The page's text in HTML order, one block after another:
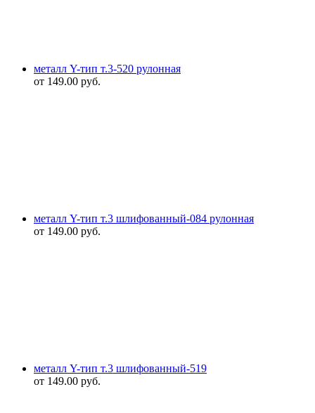
металл Y-тип т.3-520 рулонная
от 149.00 руб.
металл Y-тип т.3 шлифованный-084 рулонная
от 149.00 руб.
металл Y-тип т.3 шлифованный-519
от 149.00 руб.